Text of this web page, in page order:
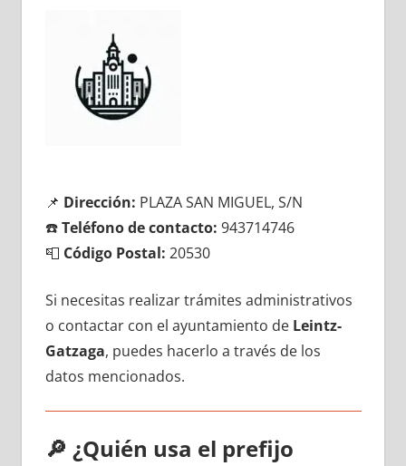
📌 Dirección: PLAZA SAN MIGUEL, S/N
☎️Teléfono dе contacto: 943714746
📮 Código Postal: 20530
Si necesitas realizar trámites administrativos
ο contactar сοn el ayuntamiento dе Leintz-
Gatzaga, puedes hacerlo а través dе los
datos mencionados.
🔎 ¿Quién usa el prefijo